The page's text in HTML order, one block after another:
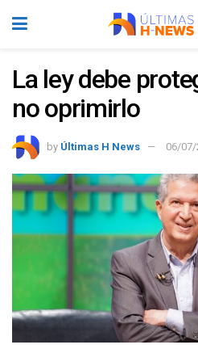
La ley debe
no oprimirlo
by Últimas H News 06/07/